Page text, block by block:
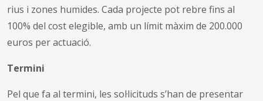
rius i zones humides. Cada projecte pot rebre fins al
100% del cost elegible, amb un límit màxim de 200.000
euros per actuació.
Termini
Pel que fa al termini, les sol·licituds s’han de presentar